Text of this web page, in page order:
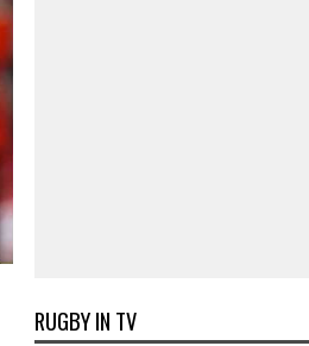
RUGBY IN TV